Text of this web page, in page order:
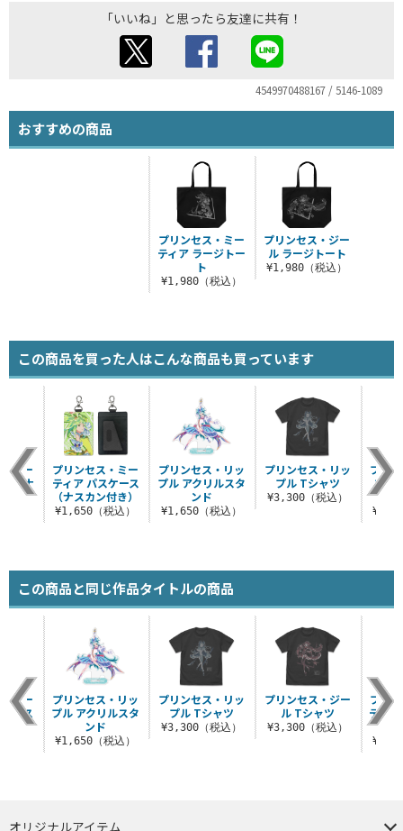
「いいね」と思ったら友達に共有！
4549970488167 / 5146-1089
おすすめの商品
プリンセス・ミー
ティア ラージトー
ト
¥1,980（税込）
プリンセス・ジー
ル ラージトート
¥1,980（税込）
この商品を買った人はこんな商品も買っています
プリンセス・リッ
プル アクリルスタ
ンド
¥1,650（税込）
プリンセス・リッ
プル Tシャツ
¥3,300（税込）
プリ
プル
（ナ
ジー
（ナ
プリンセス・ミー
ティア パスケース
（ナスカン付き）
¥1,650（税込）
この商品と同じ作品タイトルの商品
プリンセス・リッ
プル Tシャツ
¥3,300（税込）
プリンセス・ジー
ル Tシャツ
¥3,300（税込）
プリ
ティ
ミー
ース
き）
プリンセス・リッ
プル アクリルスタ
ンド
¥1,650（税込）
オリジナルアイテム